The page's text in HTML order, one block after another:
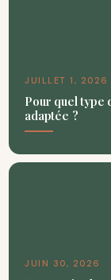
JUILLET 1, 2026
Pour quel type
adaptée ?
JUIN 30, 2026